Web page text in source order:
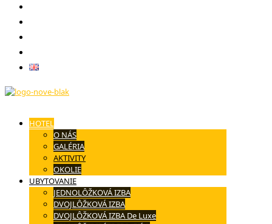
HOTEL
O NÁS
GALÉRIA
AKTIVITY
OKOLIE
UBYTOVANIE
JEDNOLÔŽKOVÁ IZBA
DVOJLÔŽKOVÁ IZBA
DVOJLÔŽKOVÁ IZBA De Luxe